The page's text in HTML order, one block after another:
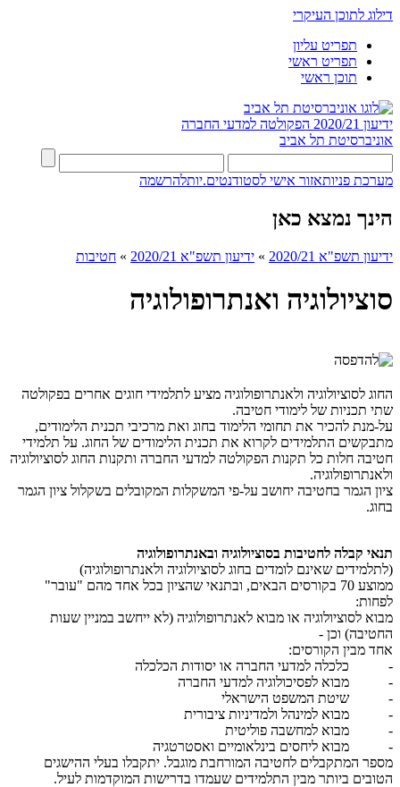
דילוג לתוכן העיקרי
תפריט עליון
תפריט ראשי
תוכן ראשי
ידיעון 2020/21
הפקולטה למדעי החברה
אוניברסיטת תל אביב
מערכת פניותאזור אישי לסטודנטים.יותלהרשמה
הינך נמצא כאן
ידיעון תשפ"א 2020/21 » ידיעון תשפ"א 2020/21 » חטיבות
סוציולוגיה ואנתרופולוגיה
החוג לסוציולוגיה ולאנתרופולוגיה מציע לתלמידי חוגים אחרים בפקולטה
שתי תכניות של לימודי חטיבה.
על-מנת להכיר את תחומי הלימוד בחוג ואת מרכיבי תכנית הלימודים,
מתבקשים התלמידים לקרוא את תכנית הלימודים של החוג. על תלמידי
חטיבה חלות כל תקנות הפקולטה למדעי החברה ותקנות החוג לסוציולוגיה
ולאנתרופולוגיה.
ציון הגמר בחטיבה יחושב על-פי המשקלות המקובלים בשקלול ציון הגמר
בחוג.
תנאי קבלה לחטיבות בסוציולוגיה ובאנתרופולוגיה
(לתלמידים שאינם לומדים בחוג לסוציולוגיה ולאנתרופולוגיה)
ממוצע 70 בקורסים הבאים, ובתנאי שהציון בכל אחד מהם "עובר"
לפחות:
מבוא לסוציולוגיה או מבוא לאנתרופולוגיה (לא ייחשב במניין שעות
החטיבה) וכן -
אחד מבין הקורסים:
- כלכלה למדעי החברה או יסודות הכלכלה
- מבוא לפסיכולוגיה למדעי החברה
- שיטת המשפט הישראלי
- מבוא למינהל ולמדיניות ציבורית
- מבוא למחשבה פוליטית
- מבוא ליחסים בינלאומיים ואסטרטגיה
מספר המתקבלים לחטיבה המורחבת מוגבל. יתקבלו בעלי ההישגים
הטובים ביותר מבין התלמידים שעמדו בדרישות המוקדמות לעיל.